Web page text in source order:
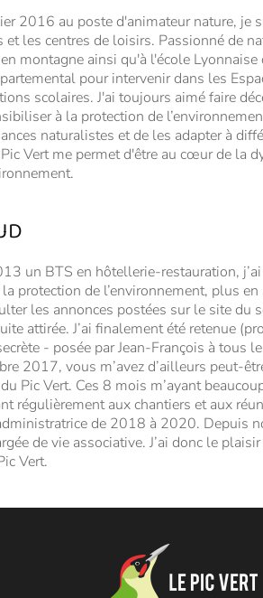
2016 au poste d'animateur nature, je
et les centres de loisirs. Passionné de
montagne ainsi qu'à l'école
pour intervenir dans les
scolaires. J'ai toujours aimé faire
à la protection de
naturalistes et de les adapter à
Vert me permet d'être au cœur de la
un BTS en hôtellerie-restauration,
protection de l’environnement, plus
les annonces postées sur le site du
attirée. J’ai finalement été retenue
- posée par Jean-François à tous
2017, vous m’avez d’ailleurs peut-
Pic Vert. Ces 8 mois m’ayant
régulièrement aux chantiers et aux
de 2018 à 2020. Depuis
de vie associative. J’ai donc le
Vert.